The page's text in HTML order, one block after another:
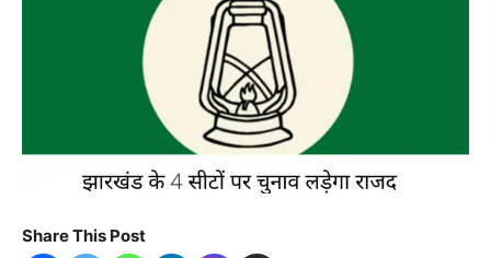
Share This Post